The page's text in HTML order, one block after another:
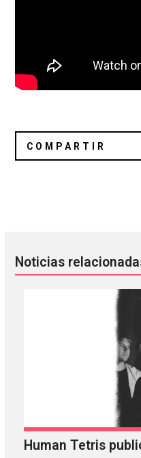
Noticias
Human Tetris